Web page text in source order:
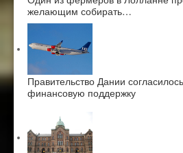
желающим собирать…
Правительство Дании
финансовую поддержку